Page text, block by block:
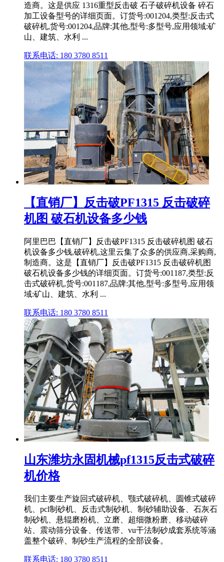
造商。这是供应 1316重型反击破 石子破碎机设备 碎石
加工设备型号的详细页面。订货号:001204,类型:反击式
破碎机,货号:001204,品牌:其他,型号:多型号,应用领域:矿
山、建筑、水利 ...
联系电话: 180 3780 8511
【直销厂】反击破PF1315 反击破碎
机图 破石机设备多少钱
阿里巴巴【直销厂】反击破PF1315 反击破碎机图 破石
机设备多少钱,破碎机,这里云集了众多的供应商,采购商,
制造商。这是【直销厂】反击破PF1315 反击破碎机图
破石机设备多少钱的详细页面。订货号:001187,类型:反
击式破碎机,货号:001187,品牌:其他,型号:多型号,应用领
域:矿山、建筑、水利 ...
联系电话: 180 3780 8511
山东潍坊永固机械pf1315反击式破碎
机价格
我们主要生产旋回式破碎机、颚式破碎机、圆锥式破碎
机、pcl制砂机、反击式制砂机、制砂辅助设备、石灰石
制砂机、悬辊磨粉机、立磨、超细微粉磨、移动破碎
站、震动筛分设备、传送带、vu干法制砂成套系统等涵
盖整个破碎、制砂生产流程的全部设备。
联系电话: 180 3780 8511